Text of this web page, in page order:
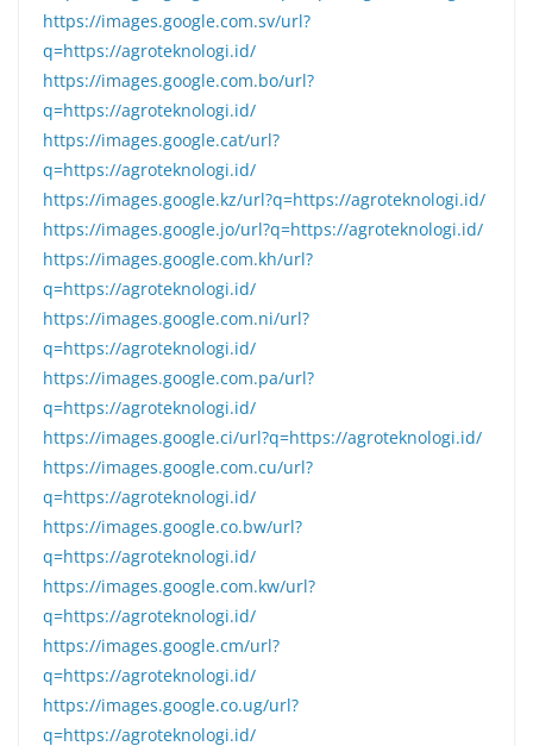
https://images.google.com.sv/url?
q=https://agroteknologi.id/
https://images.google.com.bo/url?
q=https://agroteknologi.id/
https://images.google.cat/url?
q=https://agroteknologi.id/
https://images.google.kz/url?q=https://agroteknologi.id/
https://images.google.jo/url?q=https://agroteknologi.id/
https://images.google.com.kh/url?
q=https://agroteknologi.id/
https://images.google.com.ni/url?
q=https://agroteknologi.id/
https://images.google.com.pa/url?
q=https://agroteknologi.id/
https://images.google.ci/url?q=https://agroteknologi.id/
https://images.google.com.cu/url?
q=https://agroteknologi.id/
https://images.google.co.bw/url?
q=https://agroteknologi.id/
https://images.google.com.kw/url?
q=https://agroteknologi.id/
https://images.google.cm/url?
q=https://agroteknologi.id/
https://images.google.co.ug/url?
q=https://agroteknologi.id/